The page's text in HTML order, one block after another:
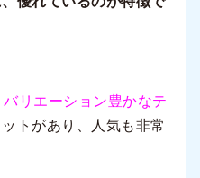
バリエーション豊かなテ
トがあり、人気も非常